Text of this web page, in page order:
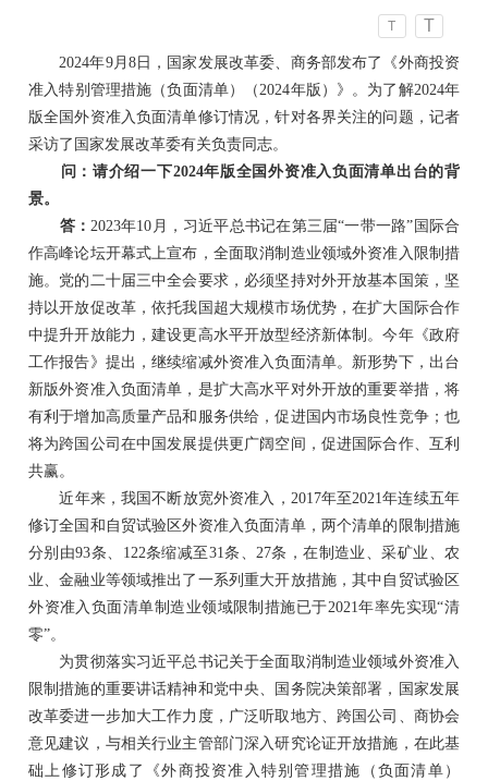
T T
2024年9月8日，国家发展改革委、商务部发布了《外商投资
准入特别管理措施（负面清单）（2024年版）》。为了解2024年
版全国外资准入负面清单修订情况，针对各界关注的问题，记者
采访了国家发展改革委有关负责同志。
问：请介绍一下2024年版全国外资准入负面清单出台的背
景。
答： 2023年10月，习近平总书记在第三届“一带一路”国际合
作高峰论坛开幕式上宣布，全面取消制造业领域外资准入限制措
施。党的二十届三中全会要求，必须坚持对外开放基本国策，坚
持以开放促改革，依托我国超大规模市场优势，在扩大国际合作
中提升开放能力，建设更高水平开放型经济新体制。今年《政府
工作报告》提出，继续缩减外资准入负面清单。新形势下，出台
新版外资准入负面清单，是扩大高水平对外开放的重要举措，将
有利于增加高质量产品和服务供给，促进国内市场良性竞争；也
将为跨国公司在中国发展提供更广阔空间，促进国际合作、互利
共赢。
近年来，我国不断放宽外资准入，2017年至2021年连续五年
修订全国和自贸试验区外资准入负面清单，两个清单的限制措施
分别由93条、122条缩减至31条、27条，在制造业、采矿业、农
业、金融业等领域推出了一系列重大开放措施，其中自贸试验区
外资准入负面清单制造业领域限制措施已于2021年率先实现“清
零”。
为贯彻落实习近平总书记关于全面取消制造业领域外资准入
限制措施的重要讲话精神和党中央、国务院决策部署，国家发展
改革委进一步加大工作力度，广泛听取地方、跨国公司、商协会
意见建议，与相关行业主管部门深入研究论证开放措施，在此基
础上修订形成了《外商投资准入特别管理措施（负面清单）